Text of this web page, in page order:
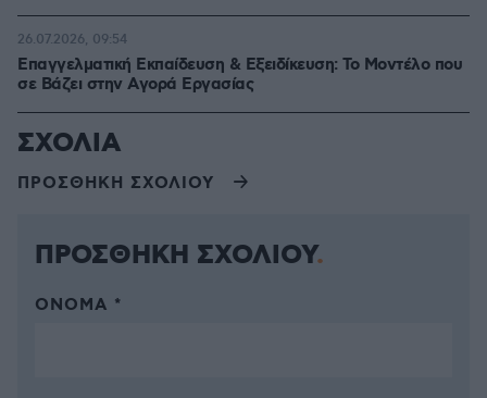
Επαγγελματική Εκπαίδευση & Εξειδίκευση: Το Mοντέλο που
σε Bάζει στην Aγορά Eργασίας
26.07.2026, 09:54
ΣΧΟΛΙΑ
ΠΡΟΣΘΗΚΗ ΣΧΟΛΙΟΥ
ΠΡΟΣΘΗΚΗ ΣΧΟΛΙΟΥ
ΌΝΟΜΑ *